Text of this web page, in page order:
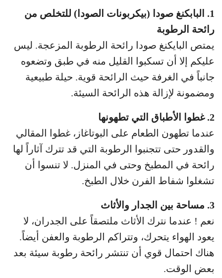
1. البابكنغ صودا (بيكربونات الصودا) للتخلص من
رائحة الرطوبة
يمتص البايكنغ صودا رائحة الرطوبة المزعجة. ليس
عليكم إلا أن تسكبوا القليل منه في طبق وتضعوه
جانباً في الغرفة حيث الرائحة قوية. حيلة طبيعية
ومضمونة لإزالة هذه الرائحة السيئة.
2. غطوا الأطباق التي تطهونها
عندما تطهون الطعام على البوتاغاز، غطوا المقالي
والقدور حتى تتجنبوا الرطوبة التي قد تترك آثاراً لها
رائحة في المطبخ وحتى في المنزل. لا تنسوا أن
تشغلوا شفاط الفرن خلال الطبخ.
3. مساحة بين الجدار والأثاث
نعم ! عندما نترك الأثاث ملتصقاً على الجدران، لا
يعود الهواء يتحرك، وتتراكم الرطوبة والعفن أيضاً.
هناك احتمال قوي أن تنتشر رائحة رطوبة سيئة بعد
بعض الوقت.